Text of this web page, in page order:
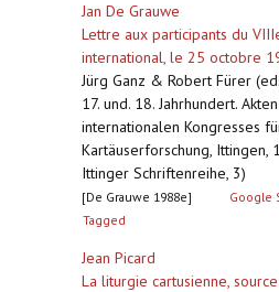
Jan De Grauwe
Lettre aux participants du
international, le 25 octobre
Jürg Ganz & Robert Fürer
17. und. 18. Jahrhundert.
internationalen Kongresses
Kartäuserforschung, Ittingen,
Ittinger Schriftenreihe, 3)
[De Grauwe 1988e] Google
Tagged
Jean Picard
La liturgie cartusienne,